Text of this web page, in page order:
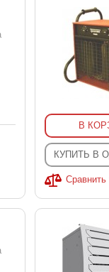
В
КУПИТЬ В
Сравнить